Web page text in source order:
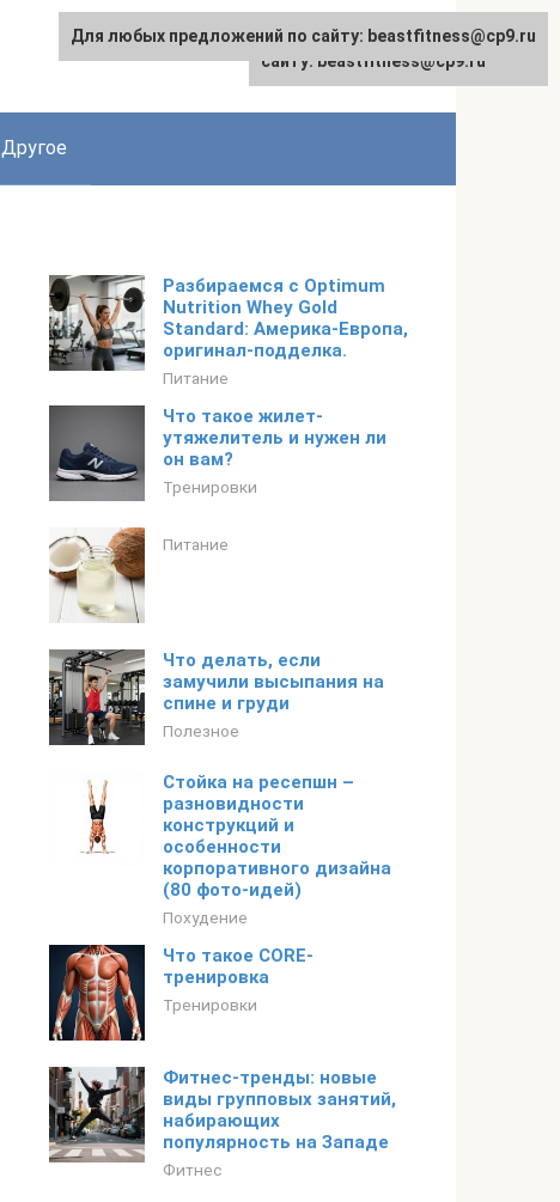
Другое
Разбираемся с Optimum
Nutrition Whey Gold
Standard: Америка-Европа,
оригинал-подделка.
Питание
Что такое жилет-
утяжелитель и нужен ли
он вам?
Тренировки
Питание
Что делать, если
замучили высыпания на
спине и груди
Полезное
Стойка на ресепшн –
разновидности
конструкций и
особенности
корпоративного дизайна
(80 фото-идей)
Похудение
Что такое CORE-
тренировка
Тренировки
Фитнес-тренды: новые
виды групповых занятий,
набирающих
популярность на Западе
Фитнес
Для любых предложений по
сайту: beastfitness@cp9.ru
Для любых предложений по сайту: beastfitness@cp9.ru